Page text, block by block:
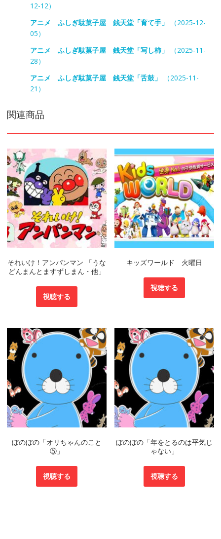
12-12）
アニメ ふしぎ駄菓子屋 銭天堂「育て手」
（2025-12-
05）
アニメ ふしぎ駄菓子屋 銭天堂「写し柿」
（2025-11-
28）
アニメ ふしぎ駄菓子屋 銭天堂「舌鼓」
（2025-11-
21）
関連商品
それいけ！アンパンマン 「うな
どんまんとますずしまん・他」
視聴する
キッズワールド 火曜日
視聴する
ぼのぼの「オリちゃんのこと
⑤」
視聴する
ぼのぼの「年をとるのは平気じ
ゃない」
視聴する